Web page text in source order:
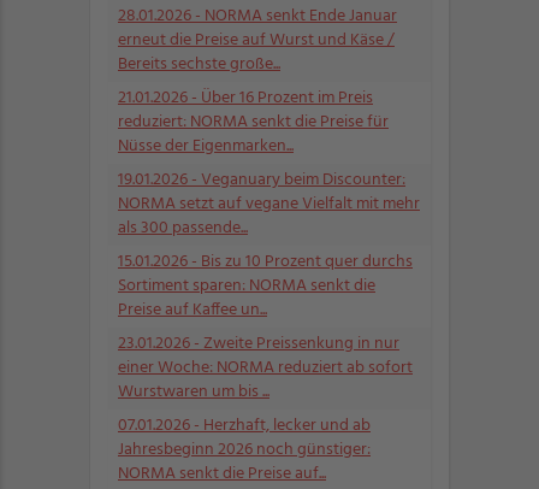
28.01.2026- NORMA senkt Ende Januar
erneut die Preise auf Wurst und Käse /
Bereits sechste große...
21.01.2026- Über 16 Prozent im Preis
reduziert: NORMA senkt die Preise für
Nüsse der Eigenmarken...
19.01.2026- Veganuary beim Discounter:
NORMA setzt auf vegane Vielfalt mit mehr
als 300 passende...
15.01.2026- Bis zu 10 Prozent quer durchs
Sortiment sparen: NORMA senkt die
Preise auf Kaffee un...
23.01.2026- Zweite Preissenkung in nur
einer Woche: NORMA reduziert ab sofort
Wurstwaren um bis ...
07.01.2026- Herzhaft, lecker und ab
Jahresbeginn 2026 noch günstiger:
NORMA senkt die Preise auf...